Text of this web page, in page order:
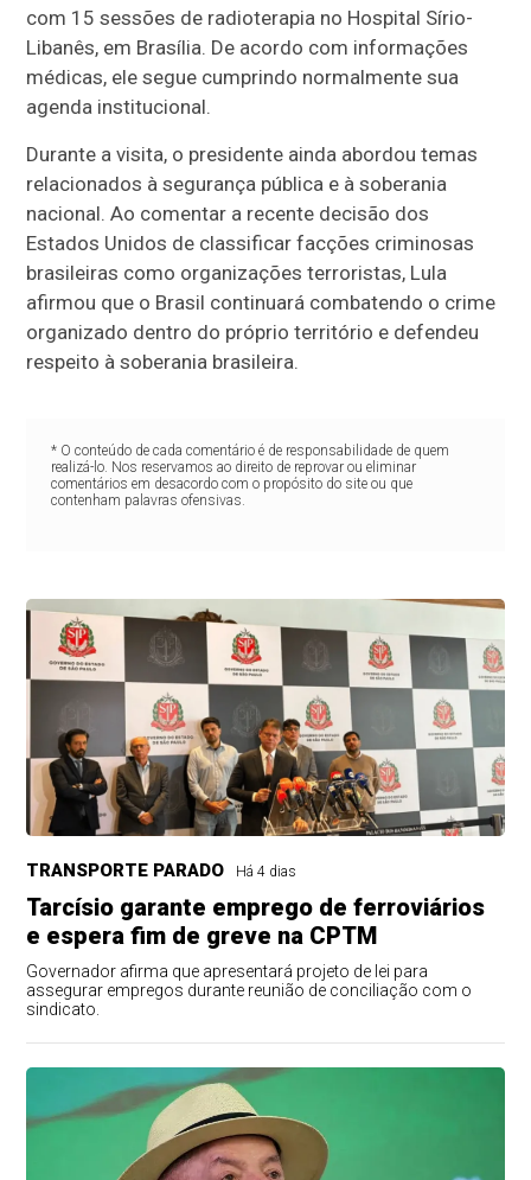
com 15 sessões de radioterapia no Hospital Sírio-
Libanês, em Brasília. De acordo com informações
médicas, ele segue cumprindo normalmente sua
agenda institucional.
Durante a visita, o presidente ainda abordou temas
relacionados à segurança pública e à soberania
nacional. Ao comentar a recente decisão dos
Estados Unidos de classificar facções criminosas
brasileiras como organizações terroristas, Lula
afirmou que o Brasil continuará combatendo o crime
organizado dentro do próprio território e defendeu
respeito à soberania brasileira.
* O conteúdo de cada comentário é de responsabilidade de quem
realizá-lo. Nos reservamos ao direito de reprovar ou eliminar
comentários em desacordo com o propósito do site ou que
contenham palavras ofensivas.
TRANSPORTE PARADO Há 4 dias
Tarcísio garante emprego de ferroviários
e espera fim de greve na CPTM
Governador afirma que apresentará projeto de lei para
assegurar empregos durante reunião de conciliação com o
sindicato.